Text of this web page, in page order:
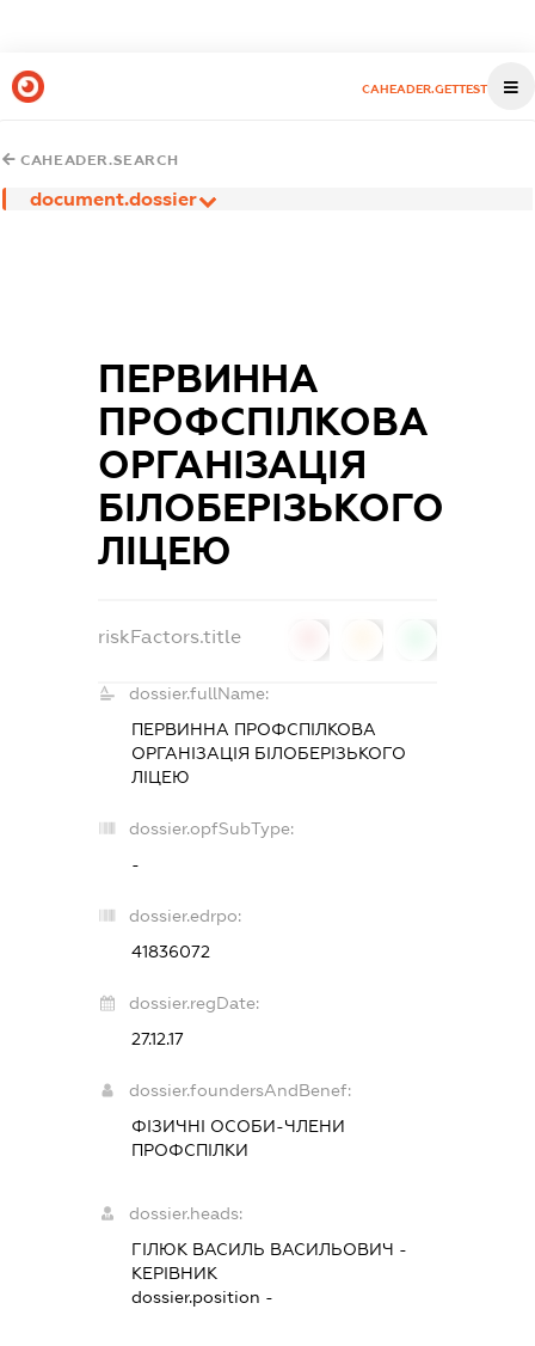
CAHEADER.GETTEST
CAHEADER.SEARCH
document.dossier
ПЕРВИННА
ПРОФСПІЛКОВА
ОРГАНІЗАЦІЯ
БІЛОБЕРІЗЬКОГО
ЛІЦЕЮ
riskFactors.title
dossier.fullName:
ПЕРВИННА ПРОФСПІЛКОВА
ОРГАНІЗАЦІЯ БІЛОБЕРІЗЬКОГО
ЛІЦЕЮ
dossier.opfSubType:
-
dossier.edrpo:
41836072
dossier.regDate:
27.12.17
dossier.foundersAndBenef:
ФІЗИЧНІ ОСОБИ-ЧЛЕНИ
ПРОФСПІЛКИ
dossier.heads:
ГІЛЮК ВАСИЛЬ ВАСИЛЬОВИЧ -
КЕРІВНИК
dossier.position -